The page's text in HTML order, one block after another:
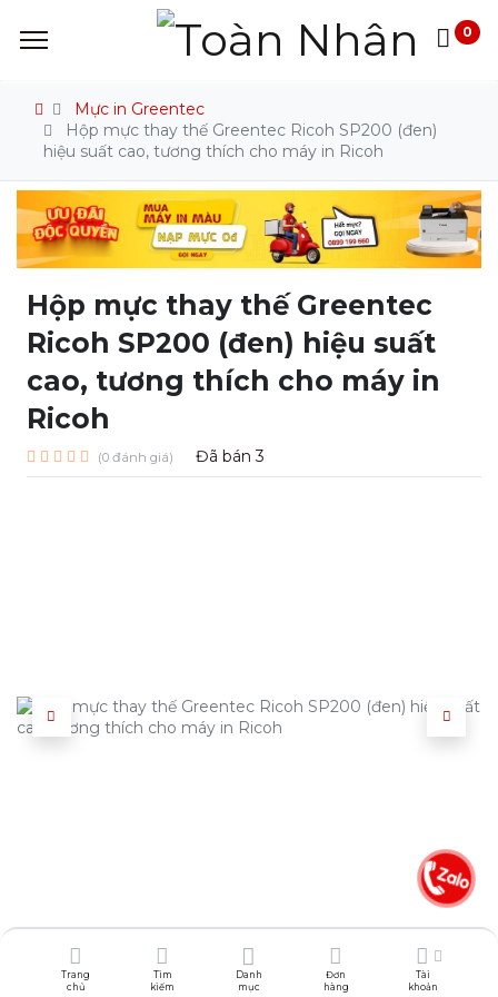
Trang
chủ
Tìm
kiếm
Danh
mục
Đơn
hàng
Tài
khoản
0
Mực in Greentec
Hộp mực thay thế Greentec Ricoh SP200 (đen)
hiệu suất cao, tương thích cho máy in Ricoh
Hộp mực thay thế Greentec
Ricoh SP200 (đen) hiệu suất
cao, tương thích cho máy in
Ricoh
(0 đánh giá) Đã bán3